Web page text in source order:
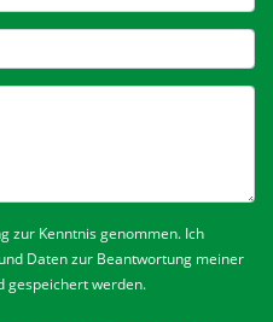
zur Kenntnis genommen. Ich
Daten zur Beantwortung meiner
gespeichert werden.